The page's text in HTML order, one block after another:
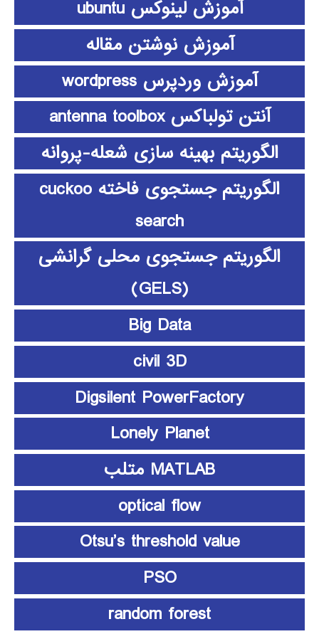
آموزش لینوکس ubuntu
آموزش نوشتن مقاله
آموزش وردپرس wordpress
آنتن تولباکس antenna toolbox
الگوریتم بهینه سازی شعله-پروانه
الگوریتم جستجوی فاخته cuckoo
search
الگوریتم جستجوی محلی گرانشی
(GELS)
Big Data
civil 3D
Digsilent PowerFactory
Lonely Planet
MATLAB متلب
optical flow
Otsu’s threshold value
PSO
random forest